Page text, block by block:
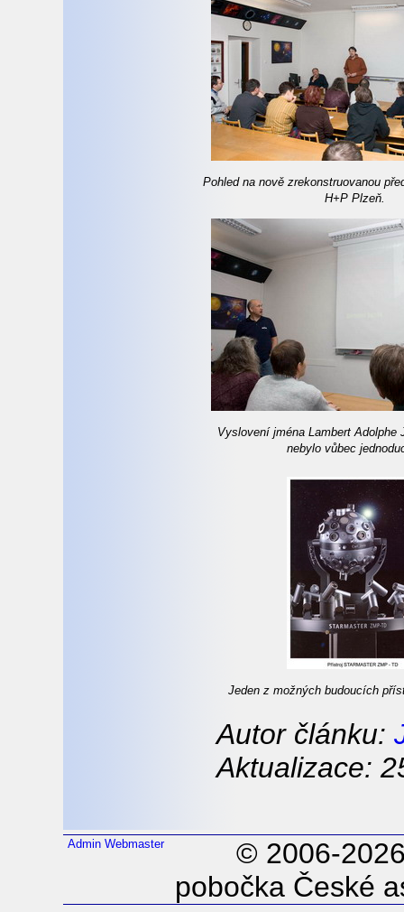
Pohled na nově zrekonstruovanou
H+P Plzeň.
Vyslovení jména Lambert Adolphe
nebylo vůbec
Jeden z možných budoucích
Autor článku:
Aktualizace:
Admin Webmaster
© 2006-
pobočka České